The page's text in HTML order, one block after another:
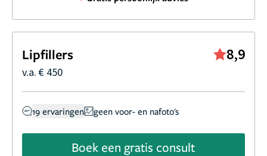
Lipfillers 8,9
v.a. € 450
19 ervaringen geen voor- en nafoto's
Boek een gratis consult